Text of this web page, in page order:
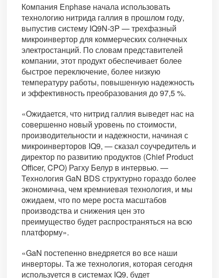
Компания Enphase начала использовать
технологию нитрида галлия в прошлом году,
выпустив систему IQ9N-3P — трехфазный
микроинвертор для коммерческих солнечных
электростанций. По словам представителей
компании, этот продукт обеспечивает более
быстрое переключение, более низкую
температуру работы, повышенную надежность
и эффективность преобразования до 97,5 %.
«Ожидается, что нитрид галлия выведет нас на
совершенно новый уровень по стоимости,
производительности и надежности, начиная с
микроинверторов IQ9, — сказал соучредитель и
директор по развитию продуктов (Chief Product
Officer, CPO) Рагху Белур в интервью. —
Технология GaN BDS структурно гораздо более
экономична, чем кремниевая технология, и мы
ожидаем, что по мере роста масштабов
производства и снижения цен это
преимущество будет распространяться на всю
платформу».
«GaN постепенно внедряется во все наши
инверторы. Та же технология, которая сегодня
используется в системах IQ9, будет